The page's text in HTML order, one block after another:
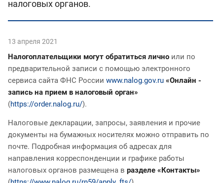
налоговых органов.
13 апреля 2021
Налогоплательщики могут обратиться лично или по
предварительной записи с помощью электронного
сервиса сайта ФНС России www.nalog.gov.ru «Онлайн -
запись на прием в налоговый орган»
(https://order.nalog.ru/).
Налоговые декларации, запросы, заявления и прочие
документы на бумажных носителях можно отправить по
почте. Подробная информация об адресах для
направления корреспонденции и графике работы
налоговых органов размещена в разделе «Контакты»